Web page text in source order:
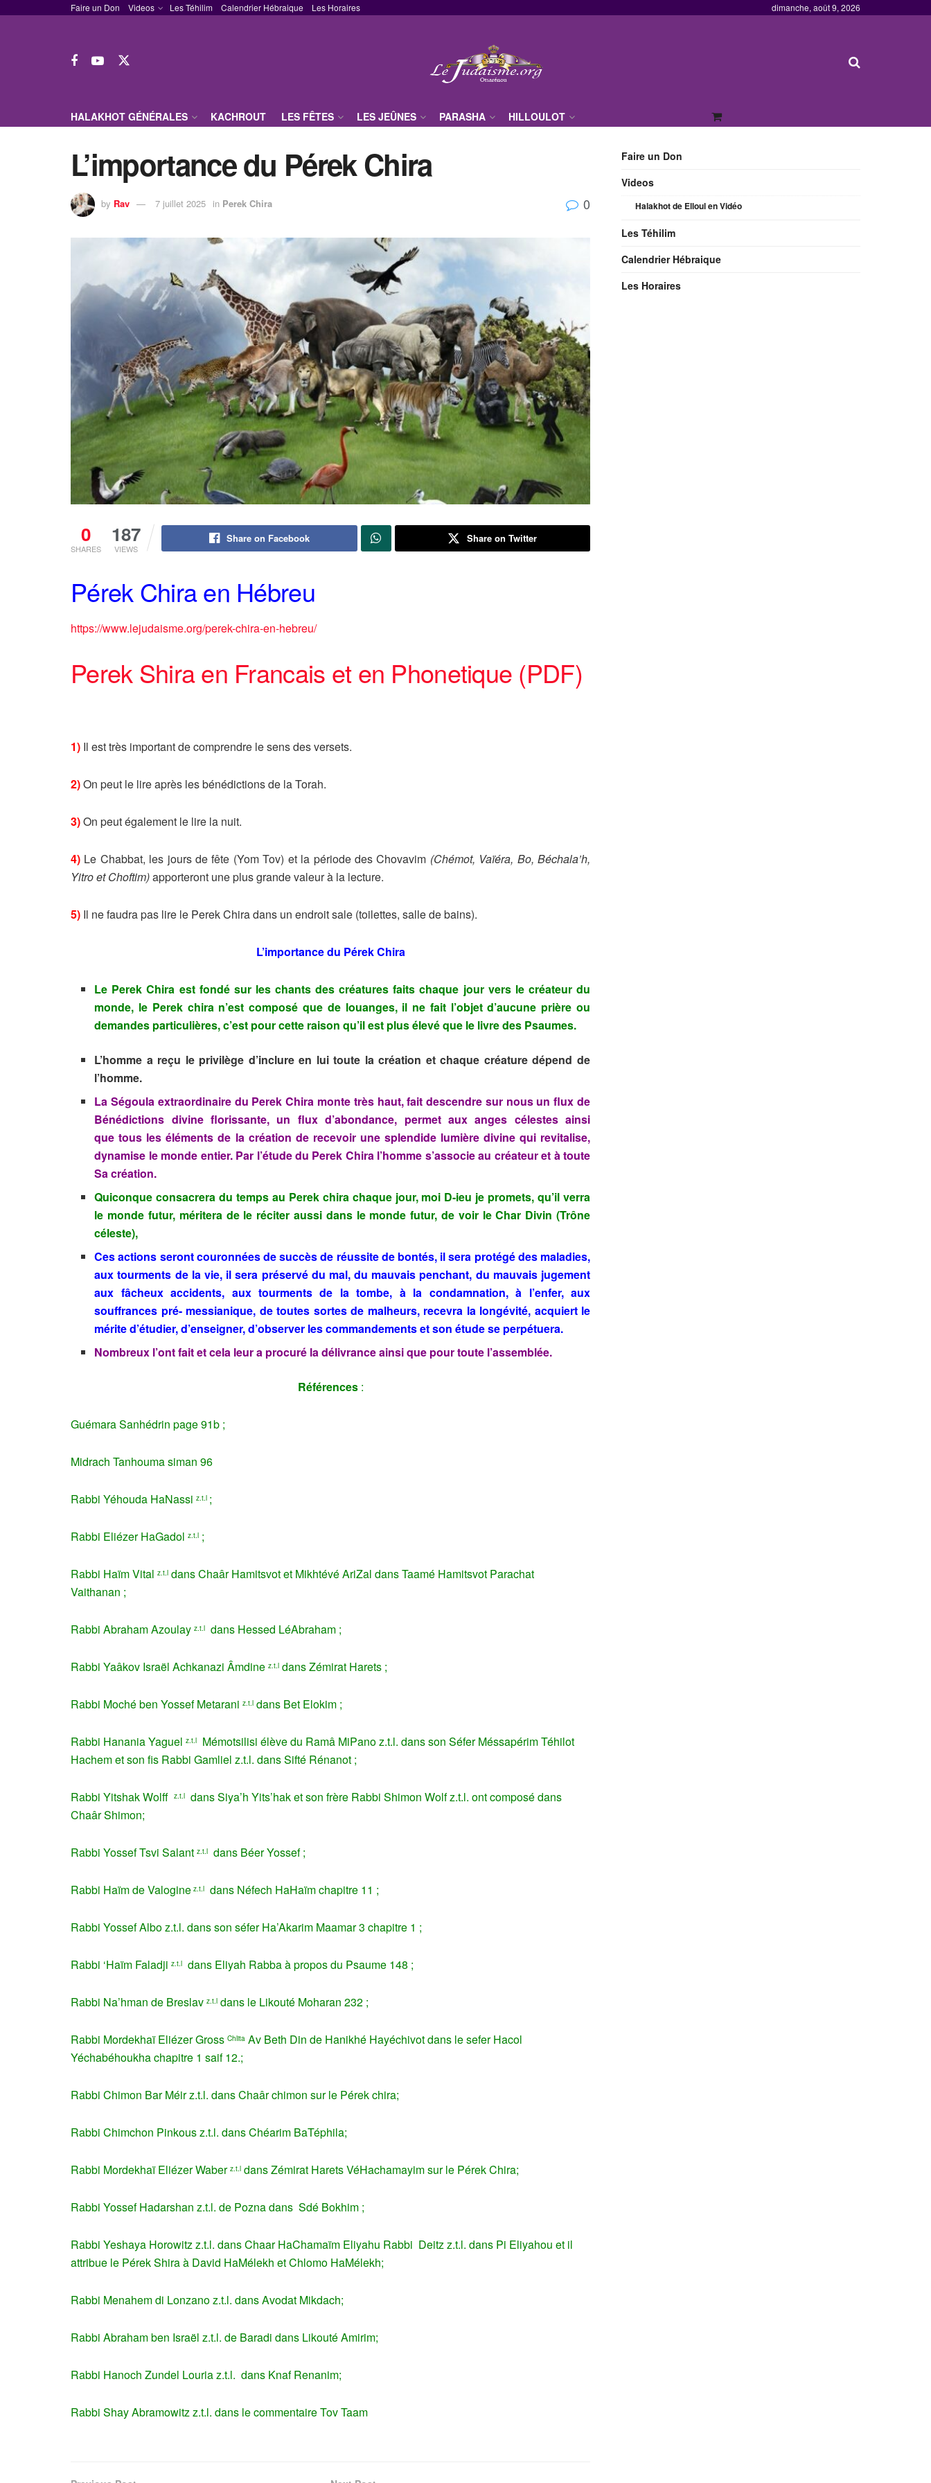
Faire un Don Videos Les Téhilim Calendrier Hébraique Les Horaires dimanche, août 9, 2026
HALAKHOT GÉNÉRALES KACHROUT LES FÊTES LES JEÛNES PARASHA HILLOULOT
L’importance du Pérek Chira
by Rav 7 juillet 2025 in Perek Chira 0
0
SHARES
187
VIEWS
Share on Facebook Share on Twitter
Pérek Chira en Hébreu
https://www.lejudaisme.org/perek-chira-en-hebreu/
Perek Shira en Francais et en Phonetique (PDF)
1) Il est très important de comprendre le sens des versets.
2)On peut le lire après les bénédictions de la Torah.
3)On peut également le lire la nuit.
4) Le Chabbat, les jours de fête (Yom Tov) et la période des Chovavim (Chémot, Vaïéra, Bo, Béchala’h,
Yitro et Choftim)apporteront une plus grande valeur à la lecture.
5) Il ne faudra pas lire le Perek Chira dans un endroit sale (toilettes, salle de bains).
L’importance du Pérek Chira
Le Perek Chira est fondé sur les chants des créatures faits chaque jour vers le créateur du
monde, le Perek chira n’est composé que de louanges, il ne fait l’objet d’aucune prière ou
demandes particulières, c’est pour cette raison qu’il est plus élevé que le livre des Psaumes.
L’homme a reçu le privilège d’inclure en lui toute la création et chaque créature dépend de
l’homme.
La Ségoula extraordinaire du Perek Chira monte très haut, fait descendre sur nous un flux de
Bénédictions divine florissante, un flux d’abondance, permet aux anges célestes ainsi
que tous les éléments de la création de recevoir une splendide lumière divine qui revitalise,
dynamise le monde entier. Par l’étude du Perek Chira l’homme s’associe au créateur et à toute
Sa création.
Quiconque consacrera du temps au Perek chira chaque jour, moi D-ieu je promets, qu’il verra
le monde futur, méritera de le réciter aussi dans le monde futur, de voir le Char Divin (Trône
céleste),
Ces actions seront couronnées de succès de réussite de bontés, il sera protégé des maladies,
aux tourments de la vie, il sera préservé du mal, du mauvais penchant, du mauvais jugement
aux fâcheux accidents, aux tourments de la tombe, à la condamnation, à l’enfer, aux
souffrances pré- messianique, de toutes sortes de malheurs, recevra la longévité, acquiert le
mérite d’étudier, d’enseigner, d’observer les commandements et son étude se perpétuera.
Nombreux l’ont fait et cela leur a procuré la délivrance ainsi que pour toute l’assemblée.
Références:
Guémara Sanhédrin page 91b ;
Midrach Tanhouma siman 96
Rabbi Yéhouda HaNassi z.t.l ;
Rabbi Eliézer HaGadol z.t.l ;
Rabbi Haïm Vital z.t.l dans Chaâr Hamitsvot et Mikhtévé AriZal dans Taamé Hamitsvot Parachat
Vaithanan ;
Rabbi Abraham Azoulay z.t.l dans Hessed LéAbraham ;
Rabbi Yaâkov Israël Achkanazi Âmdine z.t.l dans Zémirat Harets ;
Rabbi Moché ben Yossef Metarani z.t.l dans Bet Elokim ;
Rabbi Hanania Yaguel z.t.l
Mémotsilisi élève du Ramâ MiPano z.t.l. dans son Séfer Méssapérim Téhilot
Hachem et son fis Rabbi Gamliel z.t.l. dans Sifté Rénanot ;
Rabbi Yitshak Wolff z.t.l dans Siya’h Yits’hak et son frère Rabbi Shimon Wolf z.t.l. ont composé dans
Chaâr Shimon;
Rabbi Yossef Tsvi Salant z.t.l dans Béer Yossef ;
Rabbi Haïm de Valogine z.t.l dans Néfech HaHaïm chapitre 11 ;
Rabbi Yossef Albo z.t.l. dans son séfer Ha’Akarim Maamar 3 chapitre 1 ;
Rabbi ‘Haïm Faladji z.t.l dans Eliyah Rabba à propos du Psaume 148 ;
Rabbi Na’hman de Breslav z.t.l dans le Likouté Moharan 232 ;
Rabbi Mordekhaï Eliézer Gross Chlita Av Beth Din de Hanikhé Hayéchivot dans le sefer Hacol
Yéchabéhoukha chapitre 1 saif 12.;
Rabbi Chimon Bar Méir z.t.l. dans Chaâr chimon sur le Pérek chira;
Rabbi Chimchon Pinkous z.t.l. dans Chéarim BaTéphila;
Rabbi Mordekhaï Eliézer Waber z.t.l dans Zémirat Harets VéHachamayim sur le Pérek Chira;
Rabbi Yossef Hadarshan z.t.l. de Pozna dans Sdé Bokhim ;
Rabbi Yeshaya Horowitz z.t.l. dans Chaar HaChamaïm Eliyahu Rabbi Deitz z.t.l. dans Pi Eliyahou et il
attribue le Pérek Shira à David HaMélekh et Chlomo HaMélekh;
Rabbi Menahem di Lonzano z.t.l. dans Avodat Mikdach;
Rabbi Abraham ben Israël z.t.l. de Baradi dans Likouté Amirim;
Rabbi Hanoch Zundel Louria z.t.l. dans Knaf Renanim;
Rabbi Shay Abramowitz z.t.l. dans le commentaire Tov Taam
Faire un Don
Videos
Halakhot de Elloul en Vidéo
Les Téhilim
Calendrier Hébraique
Les Horaires